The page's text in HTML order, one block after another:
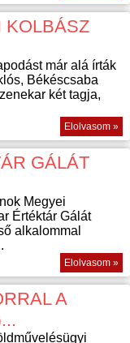
KOLBÁSZ
már alá írták
Békéscsaba
két tagja,
Elolvasom »
GÁLÁT
Megyei
Értéktár Gálát
alkalommal
Elolvasom »
A